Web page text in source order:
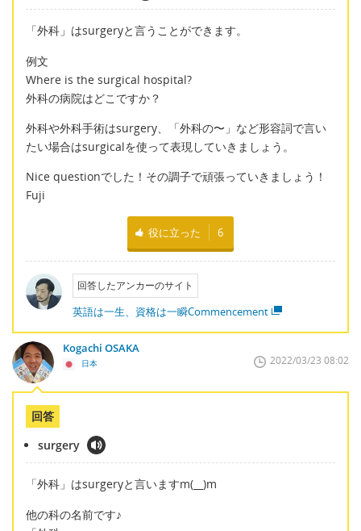
「外科」はsurgeryと言うことができます。
例文
Where is the surgical hospital?
外科の病院はどこですか？
外科や外科手術はsurgery、「外科の〜」など形容詞で言い
たい場合はsurgicalを使って表現していきましょう。
Nice questionでした！その調子で頑張っていきましょう！
Fuji
役に立った 6
回答したアンカーのサイト
英語は一生、資格は一瞬Commencement
Kogachi OSAKA
日本 2022/03/23 08:02
回答
surgery
「外科」はsurgeryと言いますm(__)m
他の科の名前です♪